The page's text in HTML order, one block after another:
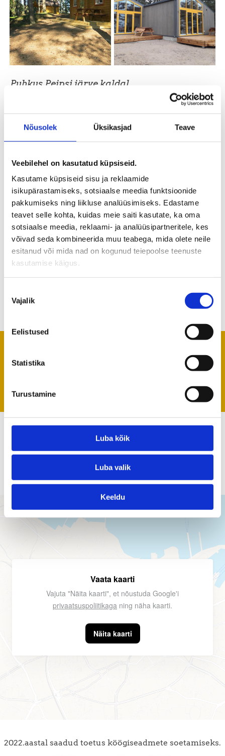
Nõusolek Üksikasjad Teave
Veebilehel on kasutatud küpsiseid.
Kasutame küpsiseid sisu ja reklaamide
isikupärastamiseks, sotsiaalse meedia funktsioonide
pakkumiseks ning liikluse analüüsimiseks. Edastame
teavet selle kohta, kuidas meie saiti kasutate, ka oma
sotsiaalse meedia, reklaami- ja analüüsipartneritele, kes
võivad seda kombineerida muu teabega, mida olete neile
esitanud või mida nad on kogunud teiepoolse teenuste
kasutamise käigus.
valik
Vajalik
Eelistused
Statistika
Turustamine
Luba kõik
Luba valik
Keeldu
Puhkus Peipsi järve kaldal.
Kauksi Puhkeküla asub looduskaunis paigas,
kus laulvad liivad, männimets ja linnulaul,
loovad mõnusad tingimused lõõgastavaks
järve kaldal.
sõpradele kui ka asutustele suvepäevade
pidamiseks.
Puhkuse veetmiseks pakume lihtsaid kuid
hubaseid kämpinguid, suvemaju ja valikus
on ka kaks kõigi mugavustega rannamaja,
kust avaneb kaunis vaade järvele.
Peipsi võlu!
Oleme avatud mai lõpust septembrini.
Uusimaid mugavustega rannamaju saab
OÜ Kauksi Rand
Vaata kaarti
Vajuta "Näita kaarti", et nõustuda Google'i
privaatsuspoliitikaga ning näha kaarti.
Näita kaarti
2022.aastal saadud toetus köögiseadmete soetamiseks.